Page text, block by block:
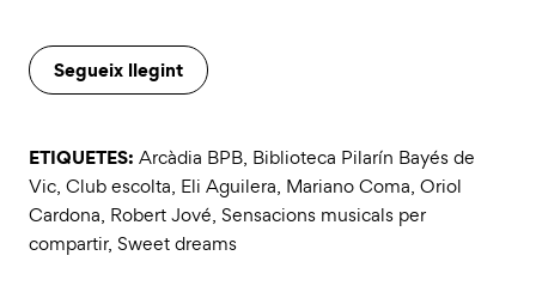
Segueix llegint
ETIQUETES: Arcàdia BPB, Biblioteca Pilarín Bayés de
Vic, Club escolta, Eli Aguilera, Mariano Coma, Oriol
Cardona, Robert Jové, Sensacions musicals per
compartir, Sweet dreams